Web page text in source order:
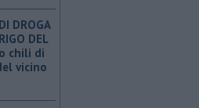
DROGA
DEL
chili di
vicino